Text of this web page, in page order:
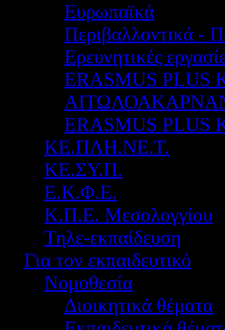
Ευρωπαϊκά
Περιβαλλοντικά -
Ερευνητικές
ERASMUS PLUS
ERASMUS
ΚΕ.ΠΛΗ.ΝΕ.Τ.
ΚΕ.ΣΥ.Π.
Ε.Κ.Φ.Ε.
Κ.Π.Ε. Μεσολογγίου
Τηλε-εκπαίδευση
Για τον εκπαιδευτικό
Νομοθεσία
Διοικητικά θέματα